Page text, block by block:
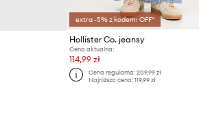
extra -5% z kodem: OFF*
Hollister Co. jeansy
Cena aktualna:
114,99 zł
Cena regularna: 209,99 zł
Najniższa cena: 119,99 zł